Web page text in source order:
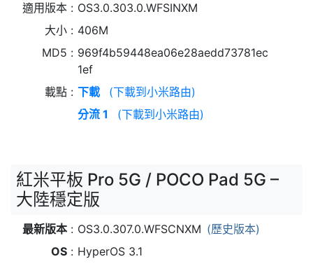
適用版本
OS3.0.303.0.WFSINXM
大小
406M
MD5
969f4b59448ea06e28aedd73781ec
1ef
載點
下載
(下載到小米路由)
分流 1
(下載到小米路由)
紅米平板 Pro 5G / POCO Pad 5G –
大陸穩定版
最新版本 OS3.0.307.0.WFSCNXM (歷史版本)
OS
HyperOS 3.1